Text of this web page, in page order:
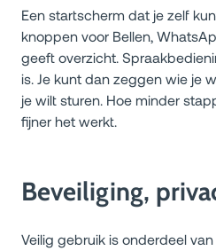
Een startscherm dat je zelf
knoppen voor Bellen,
geeft overzicht.
is. Je kunt dan zeggen wie je
je wilt sturen. Hoe minder
fijner het werkt.
Beveiliging,
Veilig gebruik is onderdeel